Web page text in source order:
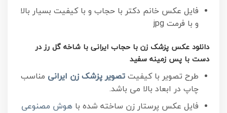
فایل عکس خانم دکتر با حجاب و با کیفیت بسیار بالا
و با فرمت jpg
دانلود عکس پزشک زن با حجاب ایرانی با شاخه گل رز در
دست با پس زمینه سفید
طرح تصویر با کیفیت تصویر پزشک زن ایرانی مناسب
چاپ در ابعاد بالا می باشد.
فایل عکس پرستار زن ساخته شده با هوش مصنوعی